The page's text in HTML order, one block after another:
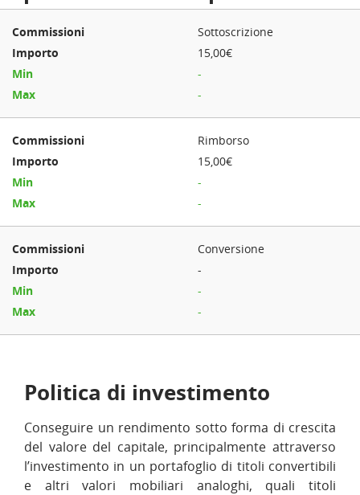
Sottoscrizione
15,00€
-
-
Rimborso
15,00€
-
-
Conversione
-
-
-
Politica di investimento
Conseguire un rendimento sotto forma di crescita
del valore del capitale, principalmente attraverso
l’investimento in un portafoglio di titoli convertibili
e altri valori mobiliari analoghi, quali titoli